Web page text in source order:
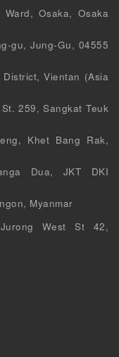
Osaka, Osaka
gu, Jung-Gu, 04555
Vientan (Asia
259, Sangkat Teuk
Khet Bang Rak,
Dua, JKT DKI
Myanmar
West St 42,